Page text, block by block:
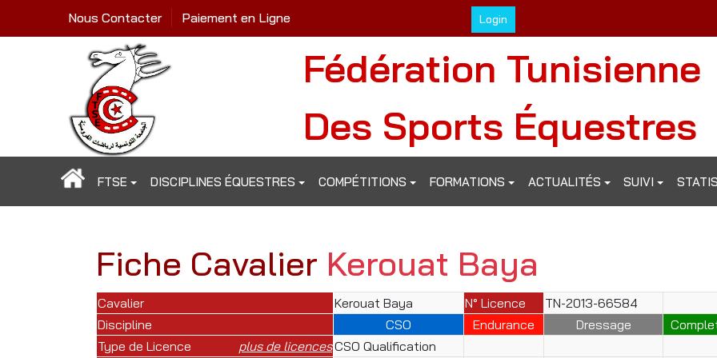
Login
Nous Contacter Paiement en Ligne
Fédération Tunisienne
Des Sports Équestres
FTSE DISCIPLINES ÉQUESTRES COMPÉTITIONS FORMATIONS ACTUALITÉS SUIVI
Fiche Cavalier Kerouat Baya
Cavalier Kerouat Baya N° Licence
TN-2013-66584
Discipline
CSO Endurance Dressage
Type de Licence
plus de licencesCSO Qualification